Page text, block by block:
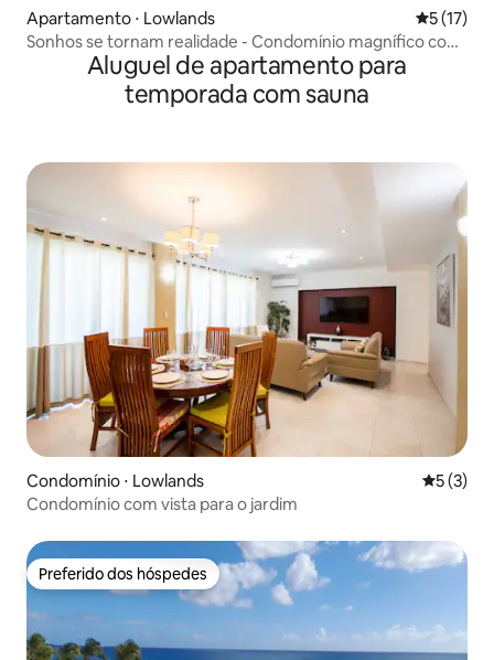
Apartamento ⋅ Lowlands 5 de uma
5 (17)
Sonhos se tornam realidade - Condomínio magnífico com
vista para o mar
Aluguel de apartamento para
temporada com sauna
Condomínio ⋅ Lowlands 5 de
5 (3)
Condomínio com vista para o jardim
Preferido dos hóspedes
Preferido dos hóspedes